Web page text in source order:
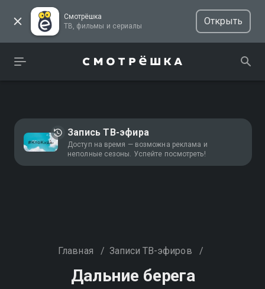
Смотрёшка
ТВ, фильмы и сериалы
Открыть
Запись ТВ-эфира
Доступ на время — возможна реклама и
неполные сезоны. Успейте посмотреть!
Главная / Записи ТВ-эфиров /
Дальние берега